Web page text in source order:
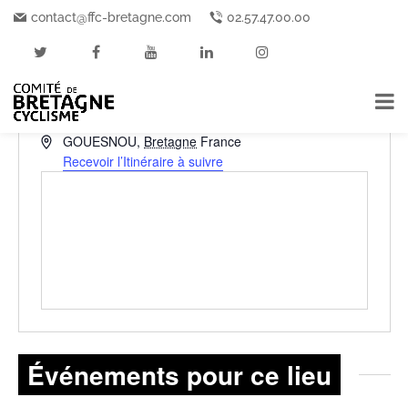
contact@ffc-bretagne.com 02.57.47.00.00
« Tous les Événements
AdresseGOUESNOU, Bretagne France
Recevoir l’Itinéraire à suivre
Événements pour ce lieu